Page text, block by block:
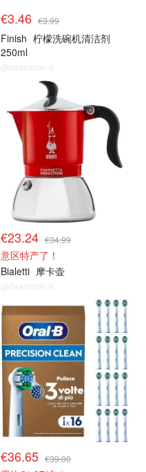
€3.46 €3.99
Finish 柠檬洗碗机清洁剂
250ml
@dealmoon.it
€23.24 €34.99
意区特产了！
Bialetti 摩卡壶
@dealmoon.it
€36.65 €39.00